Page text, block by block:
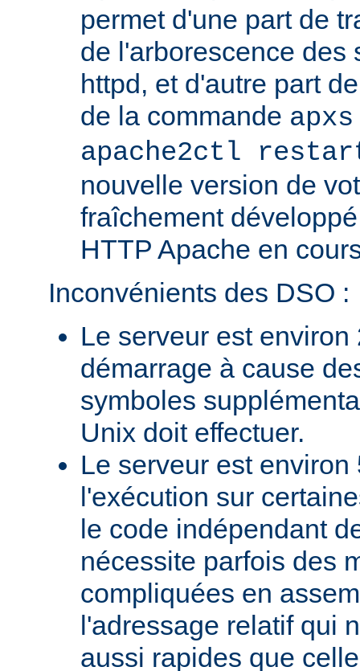
permet d'une part de
de l'arborescence des
httpd, et d'autre part
de la commande
apache2ctl
nouvelle version de
fraîchement
HTTP Apache en
Inconvénients des DSO :
Le serveur est
démarrage à cause
symboles
Unix doit effectuer.
Le serveur est environ
l'exécution sur
le code indépendant
nécessite parfois des
compliquées en
l'adressage relatif qui
aussi rapides que